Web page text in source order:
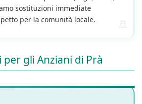
sostituzioni immediate
per la comunità locale.
per gli Anziani di Prà